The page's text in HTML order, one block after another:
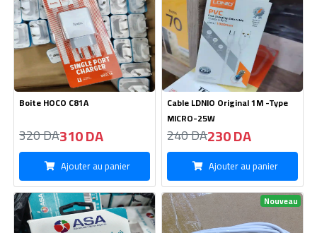
Ajouter au panier Ajouter au panier
Boite USB+C ASA -36W
570 DA560 DA
Ajouter au panier
Nouveau
Cable USB Samsung Type Micro
115 DA135 DA
Ajouter au panier